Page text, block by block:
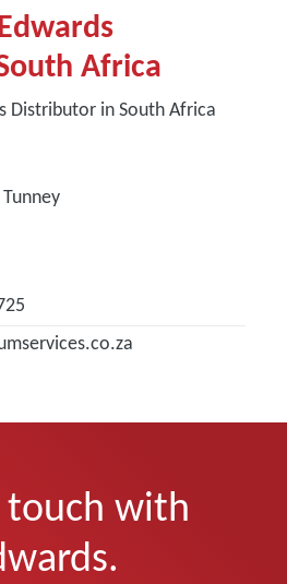
Africa
Distributor in South Africa
with